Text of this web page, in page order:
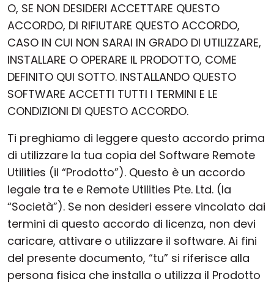
O, SE NON DESIDERI ACCETTARE QUESTO
ACCORDO, DI RIFIUTARE QUESTO ACCORDO,
CASO IN CUI NON SARAI IN GRADO DI UTILIZZARE,
INSTALLARE O OPERARE IL PRODOTTO, COME
DEFINITO QUI SOTTO. INSTALLANDO QUESTO
SOFTWARE ACCETTI TUTTI I TERMINI E LE
CONDIZIONI DI QUESTO ACCORDO.
Ti preghiamo di leggere questo accordo prima
di utilizzare la tua copia del Software Remote
Utilities (il “Prodotto”). Questo è un accordo
legale tra te e Remote Utilities Pte. Ltd. (la
“Società”). Se non desideri essere vincolato dai
termini di questo accordo di licenza, non devi
caricare, attivare o utilizzare il software. Ai fini
del presente documento, “tu” si riferisce alla
persona fisica che installa o utilizza il Prodotto